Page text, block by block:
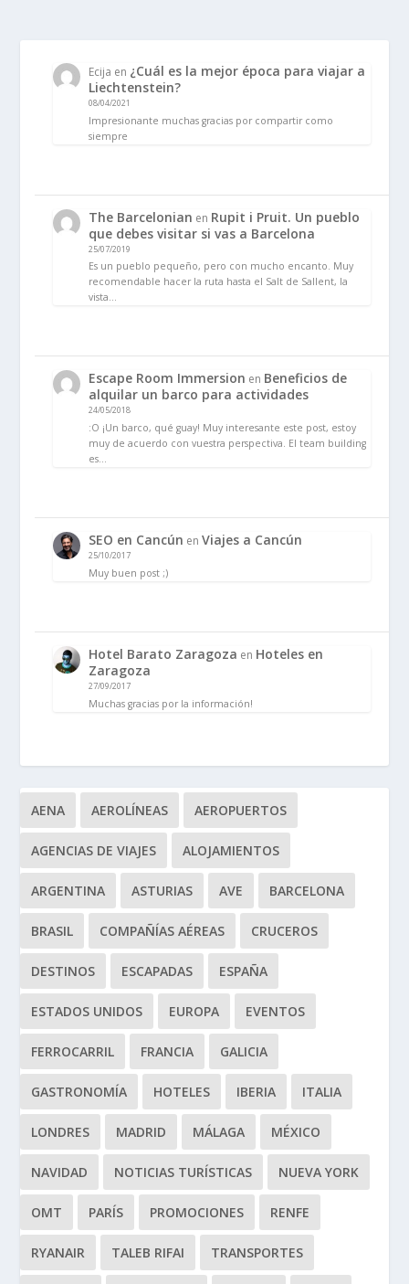
Ecija en ¿Cuál es la mejor época para viajar a
Liechtenstein?
08/04/2021
Impresionante muchas gracias por compartir como
siempre
The Barcelonian en Rupit i Pruit. Un pueblo
que debes visitar si vas a Barcelona
25/07/2019
Es un pueblo pequeño, pero con mucho encanto. Muy
recomendable hacer la ruta hasta el Salt de Sallent, la
vista…
Escape Room Immersion en Beneficios de
alquilar un barco para actividades
24/05/2018
:O ¡Un barco, qué guay! Muy interesante este post, estoy
muy de acuerdo con vuestra perspectiva. El team building
es…
SEO en Cancún enViajes a Cancún
25/10/2017
Muy buen post ;)
Hotel Barato Zaragoza en Hoteles en
Zaragoza
27/09/2017
Muchas gracias por la información!
AENA AEROLÍNEAS AEROPUERTOS
AGENCIAS DE VIAJES ALOJAMIENTOS
ARGENTINA ASTURIAS AVE BARCELONA
BRASIL COMPAÑÍAS AÉREAS CRUCEROS
DESTINOS ESCAPADAS ESPAÑA
ESTADOS UNIDOS EUROPA EVENTOS
FERROCARRIL FRANCIA GALICIA
GASTRONOMÍA HOTELES IBERIA ITALIA
LONDRES MADRID MÁLAGA MÉXICO
NAVIDAD NOTICIAS TURÍSTICAS NUEVA YORK
OMT PARÍS PROMOCIONES RENFE
RYANAIR TALEB RIFAI TRANSPORTES